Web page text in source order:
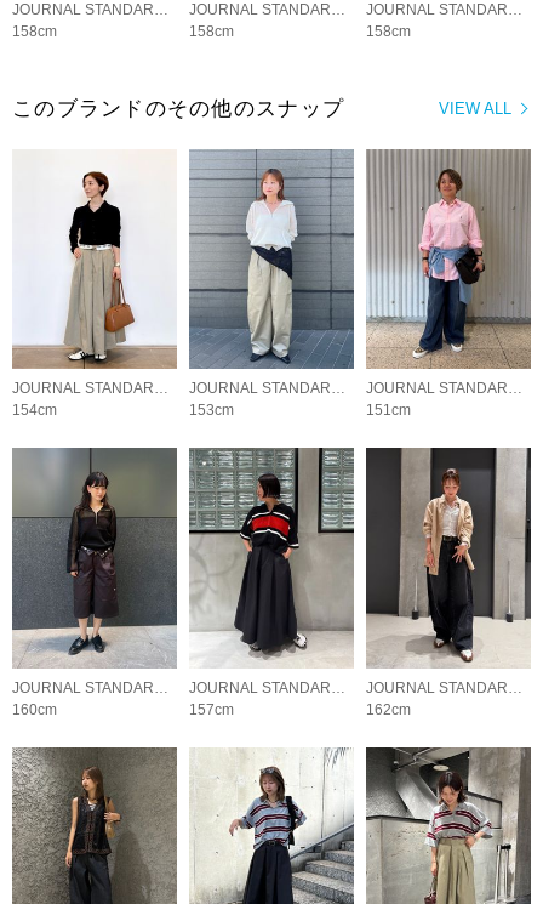
JOURNAL STANDARD LADYS
158cm
JOURNAL STANDARD LADYS
158cm
JOURNAL STANDARD LADYS
158cm
VIEW ALL
このブランドのその他のスナップ
JOURNAL STANDARD LADYS
154cm
JOURNAL STANDARD LADYS
153cm
JOURNAL STANDARD LADYS
151cm
160cm
157cm
162cm